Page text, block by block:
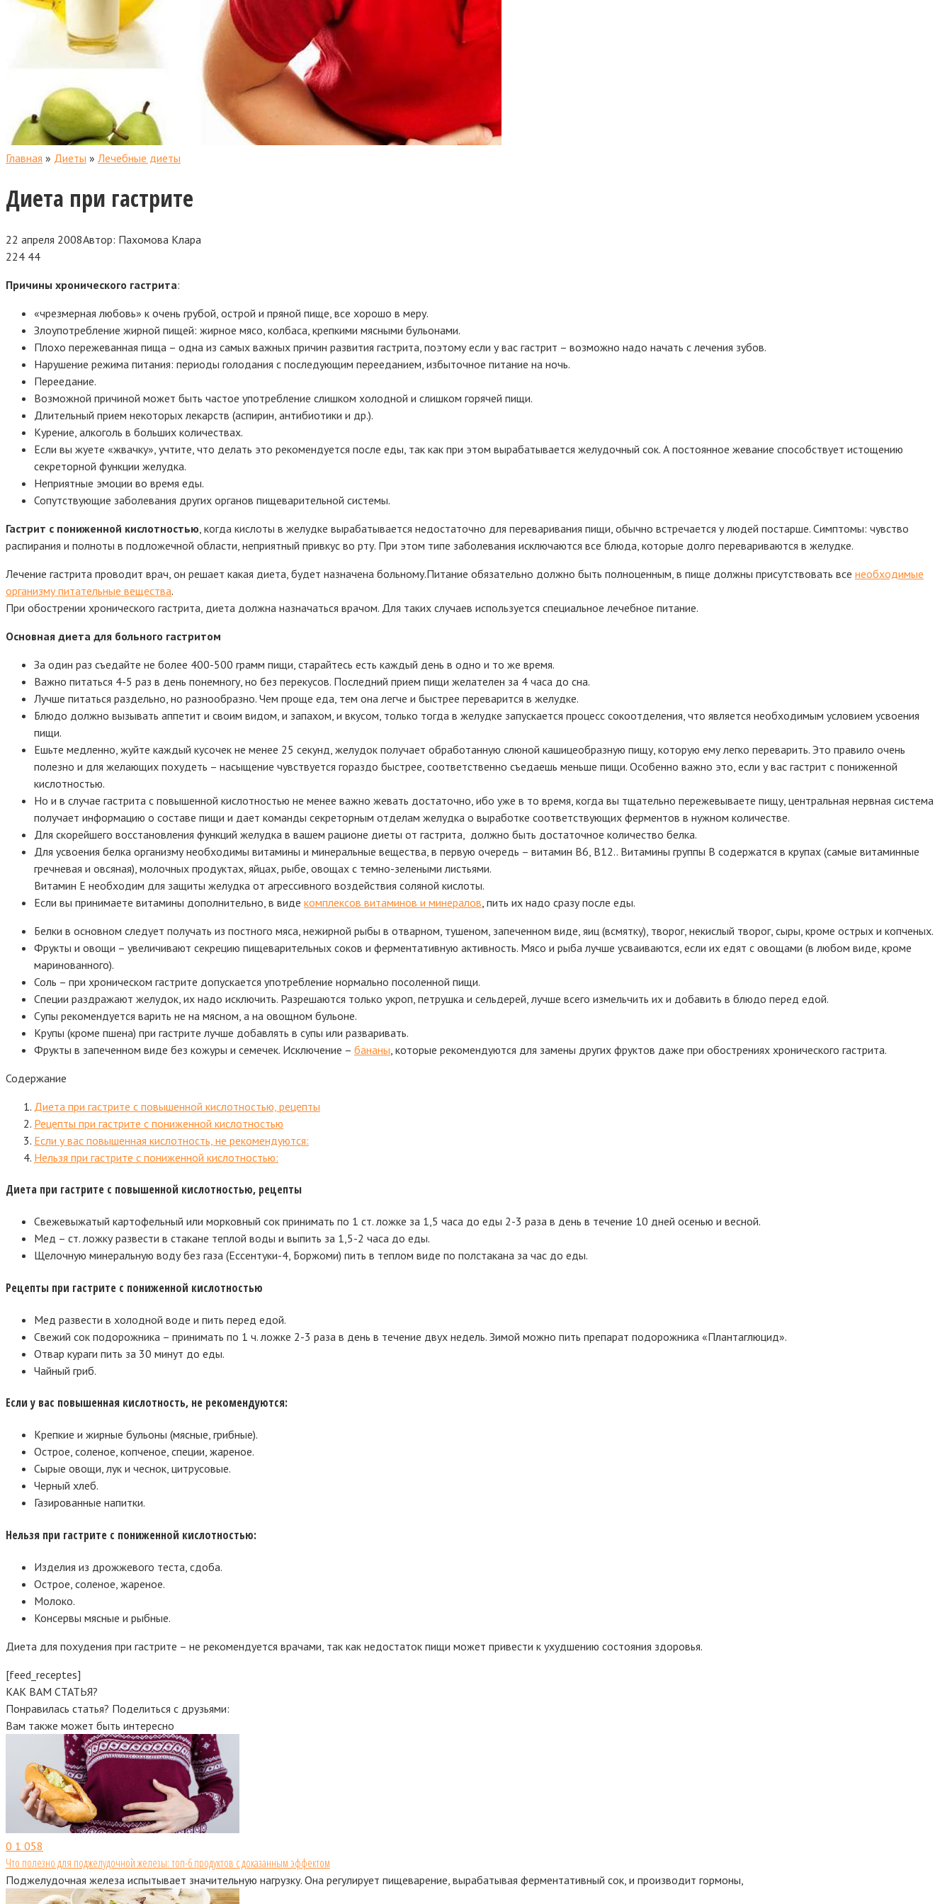
Главная » Диеты » Лечебные диеты
Диета при гастрите
22 апреля 2008Автор: Пахомова Клара
224 44
Причины хронического гастрита:
«чрезмерная любовь» к очень грубой, острой и пряной пище, все хорошо в меру.
Злоупотребление жирной пищей: жирное мясо, колбаса, крепкими мясными бульонами.
Плохо пережеванная пища – одна из самых важных причин развития гастрита, поэтому если у вас гастрит – возможно надо начать с лечения зубов.
Нарушение режима питания: периоды голодания с последующим перееданием, избыточное питание на ночь.
Переедание.
Возможной причиной может быть частое употребление слишком холодной и слишком горячей пищи.
Длительный прием некоторых лекарств (аспирин, антибиотики и др.).
Курение, алкоголь в больших количествах.
Если вы жуете «жвачку», учтите, что делать это рекомендуется после еды, так как при этом вырабатывается желудочный сок. А постоянное жевание способствует истощению
секреторной функции желудка.
Неприятные эмоции во время еды.
Сопутствующие заболевания других органов пищеварительной системы.
Гастрит с пониженной кислотностью , когда кислоты в желудке вырабатывается недостаточно для переваривания пищи, обычно встречается у людей постарше. Симптомы: чувство
распирания и полноты в подложечной области, неприятный привкус во рту. При этом типе заболевания исключаются все блюда, которые долго перевариваются в желудке.
Лечение гастрита проводит врач, он решает какая диета, будет назначена больному.Питание обязательно должно быть полноценным, в пище должны присутствовать все необходимые
организму питательные вещества.
При обострении хронического гастрита, диета должна назначаться врачом. Для таких случаев используется специальное лечебное питание.
Основная диета для больного гастритом
За один раз съедайте не более 400-500 грамм пищи, старайтесь есть каждый день в одно и то же время.
Важно питаться 4-5 раз в день понемногу, но без перекусов. Последний прием пищи желателен за 4 часа до сна.
Лучше питаться раздельно, но разнообразно. Чем проще еда, тем она легче и быстрее переварится в желудке.
Блюдо должно вызывать аппетит и своим видом, и запахом, и вкусом, только тогда в желудке запускается процесс сокоотделения, что является необходимым условием усвоения
пищи.
Ешьте медленно, жуйте каждый кусочек не менее 25 секунд, желудок получает обработанную слюной кашицеобразную пищу, которую ему легко переварить. Это правило очень
полезно и для желающих похудеть – насыщение чувствуется гораздо быстрее, соответственно съедаешь меньше пищи. Особенно важно это, если у вас гастрит с пониженной
кислотностью.
Но и в случае гастрита с повышенной кислотностью не менее важно жевать достаточно, ибо уже в то время, когда вы тщательно пережевываете пищу, центральная нервная система
получает информацию о составе пищи и дает команды секреторным отделам желудка о выработке соответствующих ферментов в нужном количестве.
Для скорейшего восстановления функций желудка в вашем рационе диеты от гастрита, должно быть достаточное количество белка.
Для усвоения белка организму необходимы витамины и минеральные вещества, в первую очередь – витамин B6, В12.. Витамины группы B содержатся в крупах (самые витаминные
гречневая и овсяная), молочных продуктах, яйцах, рыбе, овощах с темно-зелеными листьями.
Витамин Е необходим для защиты желудка от агрессивного воздействия соляной кислоты.
Если вы принимаете витамины дополнительно, в виде комплексов витаминов и минералов , пить их надо сразу после еды.
Белки в основном следует получать из постного мяса, нежирной рыбы в отварном, тушеном, запеченном виде, яиц (всмятку), творог, некислый творог, сыры, кроме острых и копченых.
Фрукты и овощи – увеличивают секрецию пищеварительных соков и ферментативную активность. Мясо и рыба лучше усваиваются, если их едят с овощами (в любом виде, кроме
маринованного).
Соль – при хроническом гастрите допускается употребление нормально посоленной пищи.
Специи раздражают желудок, их надо исключить. Разрешаются только укроп, петрушка и сельдерей, лучше всего измельчить их и добавить в блюдо перед едой.
Супы рекомендуется варить не на мясном, а на овощном бульоне.
Крупы (кроме пшена) при гастрите лучше добавлять в супы или разваривать.
Фрукты в запеченном виде без кожуры и семечек. Исключение – бананы , которые рекомендуются для замены других фруктов даже при обострениях хронического гастрита.
Содержание
Диета при гастрите с повышенной кислотностью, рецепты
Рецепты при гастрите с пониженной кислотностью
Если у вас повышенная кислотность, не рекомендуются:
Нельзя при гастрите с пониженной кислотностью:
Диета при гастрите с повышенной кислотностью, рецепты
Свежевыжатый картофельный или морковный сок принимать по 1 ст. ложке за 1,5 часа до еды 2-3 раза в день в течение 10 дней осенью и весной.
Мед – ст. ложку развести в стакане теплой воды и выпить за 1,5-2 часа до еды.
Щелочную минеральную воду без газа (Ессентуки-4, Боржоми) пить в теплом виде по полстакана за час до еды.
Рецепты при гастрите с пониженной кислотностью
Мед развести в холодной воде и пить перед едой.
Свежий сок подорожника – принимать по 1 ч. ложке 2-3 раза в день в течение двух недель. Зимой можно пить препарат подорожника «Плантаглюцид».
Отвар кураги пить за 30 минут до еды.
Чайный гриб.
Если у вас повышенная кислотность, не рекомендуются:
Крепкие и жирные бульоны (мясные, грибные).
Острое, соленое, копченое, специи, жареное.
Сырые овощи, лук и чеснок, цитрусовые.
Черный хлеб.
Газированные напитки.
Нельзя при гастрите с пониженной кислотностью:
Изделия из дрожжевого теста, сдоба.
Острое, соленое, жареное.
Молоко.
Консервы мясные и рыбные.
Диета для похудения при гастрите – не рекомендуется врачами, так как недостаток пищи может привести к ухудшению состояния здоровья.
[feed_receptes]
КАК ВАМ СТАТЬЯ?
Понравилась статья? Поделиться с друзьями:
Вам также может быть интересно
0 1 058
Что полезно для поджелудочной железы: топ-6 продуктов с доказанным эффектом
Поджелудочная железа испытывает значительную нагрузку. Она регулирует пищеварение, вырабатывая ферментативный сок, и производит гормоны,